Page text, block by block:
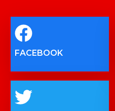
FACEBOOK